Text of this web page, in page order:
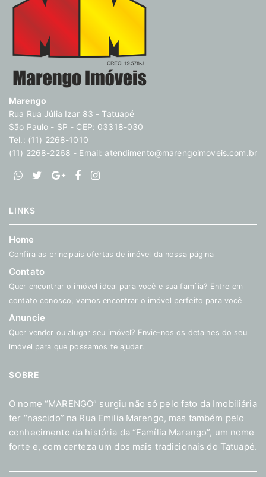
Marengo
Rua Rua Júlia Izar 83 - Tatuapé
São Paulo - SP - CEP: 03318-030
Tel.: (11) 2268-1010
(11) 2268-2268 - Email: atendimento@marengoimoveis.com.br
LINKS
Home
Confira as principais ofertas de imóvel da nossa página
Contato
Quer encontrar o imóvel ideal para você e sua família? Entre em
contato conosco, vamos encontrar o imóvel perfeito para você
Anuncie
Quer vender ou alugar seu imóvel? Envie-nos os detalhes do seu
imóvel para que possamos te ajudar.
SOBRE
O nome “MARENGO” surgiu não só pelo fato da Imobiliária
ter “nascido” na Rua Emilia Marengo, mas também pelo
conhecimento da história da “Família Marengo”, um nome
forte e, com certeza um dos mais tradicionais do Tatuapé.